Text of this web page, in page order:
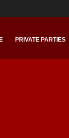
PRIVATE PARTIES